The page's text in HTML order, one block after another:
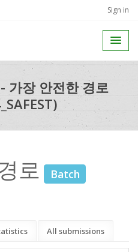
Sign in
가장 안전한 경로
로 Batch
All submissions